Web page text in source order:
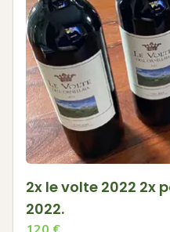
2x le volte 2022 2x
2022.